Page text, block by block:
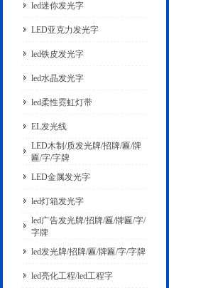
led迷你发光字
LED亚克力发光字
led铁皮发光字
led水晶发光字
led柔性霓虹灯带
EL发光线
LED木制/质发光牌/招牌/匾/牌
匾/字/字牌
LED金属发光字
led灯箱发光字
led广告发光牌/招牌/匾/牌匾/字/
字牌
led发光牌/招牌/匾/牌匾/字/字牌
led亮化工程/led工程字